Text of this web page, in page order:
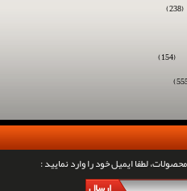
(238)
(154)
لطفا ایمیل خود را وارد نمایید :